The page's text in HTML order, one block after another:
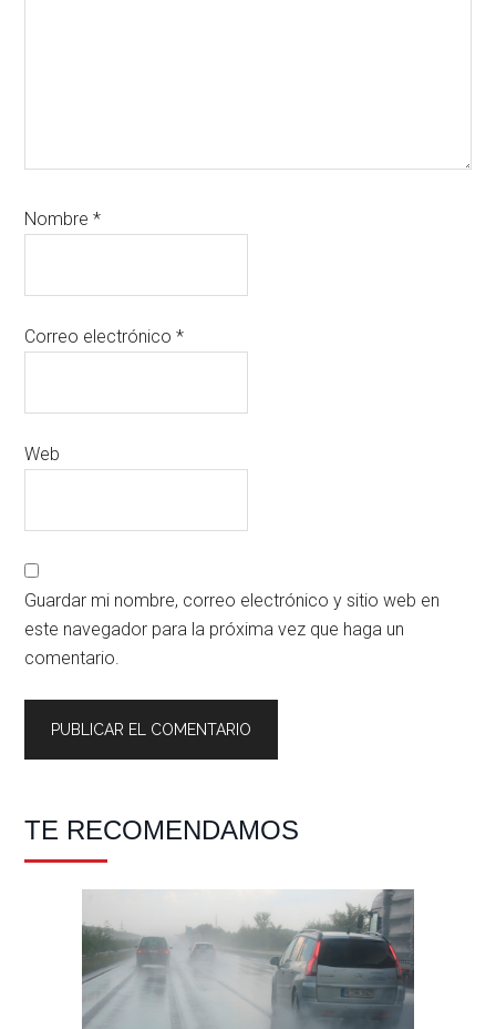
Nombre*
Correo electrónico*
Web
Guardar mi nombre, correo electrónico y sitio web en
este navegador para la próxima vez que haga un
comentario.
Barra
lateral
principal
TE RECOMENDAMOS